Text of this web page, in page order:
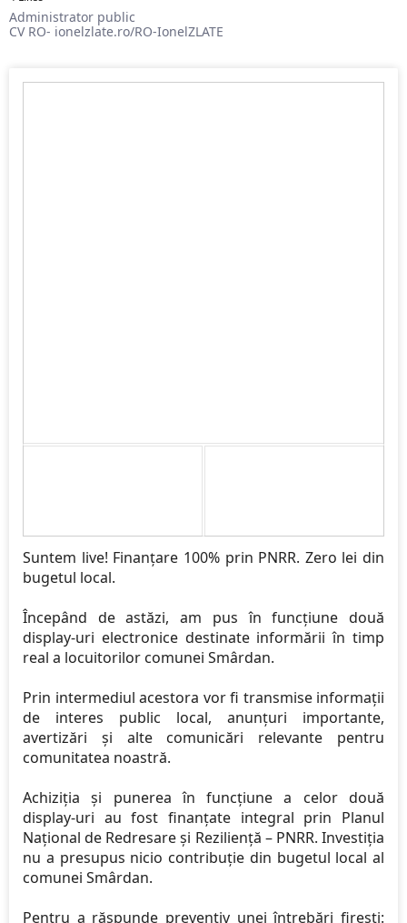
Administrator public
CV RO- ionelzlate.ro/RO-IonelZLATE
Suntem live! Finanțare 100% prin PNRR. Zero lei din
bugetul local.
Începând de astăzi, am pus în funcțiune două
display-uri electronice destinate informării în timp
real a locuitorilor comunei Smârdan.
Prin intermediul acestora vor fi transmise informații
de interes public local, anunțuri importante,
avertizări și alte comunicări relevante pentru
comunitatea noastră.
Achiziția și punerea în funcțiune a celor două
display-uri au fost finanțate integral prin Planul
Național de Redresare și Reziliență – PNRR. Investiția
nu a presupus nicio contribuție din bugetul local al
comunei Smârdan.
Pentru a răspunde preventiv unei întrebări firești: